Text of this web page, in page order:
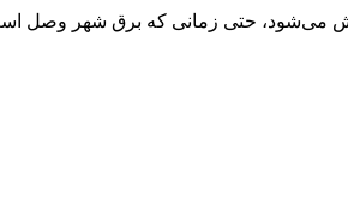
می‌شود، حتی زمانی که برق شهر وصل